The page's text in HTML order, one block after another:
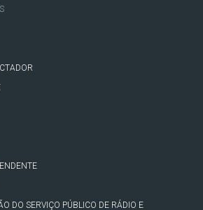
DO SERVIÇO PÚBLICO DE RÁDIO E